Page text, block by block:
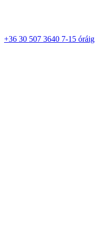
+36 30 507 3640 7-15 óráig